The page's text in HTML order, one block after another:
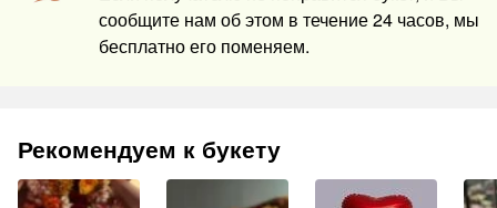
сообщите нам об этом в течение 24 часов, мы
бесплатно его поменяем.
Рекомендуем к букету